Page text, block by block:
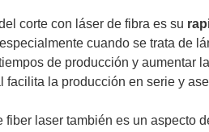
corte con láser de fibra es su
cuando se trata de
de producción y aumentar
facilita la producción en serie y
fiber laser también es un aspecto